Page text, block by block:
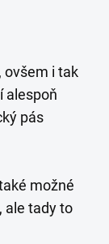
ovšem i tak
alespoň
pás
možné
ale tady to